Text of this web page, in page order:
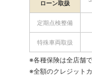
ローン取扱
定期点検整備
特殊車両取扱
※各種保険は全店舗
※全額のクレジット